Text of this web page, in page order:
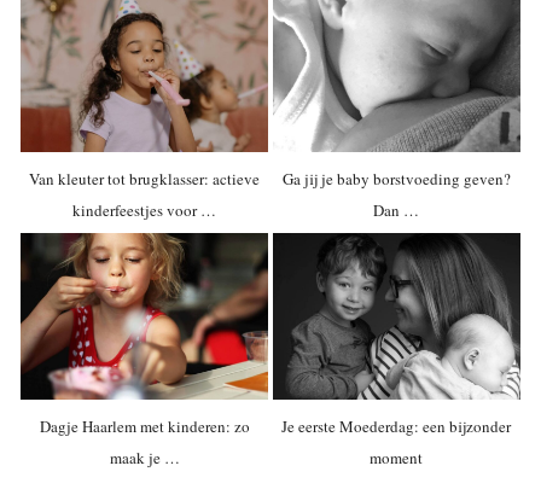
Van kleuter tot brugklasser: actieve
kinderfeestjes voor …
Ga jij je baby borstvoeding geven?
Dan …
Dagje Haarlem met kinderen: zo
maak je …
Je eerste Moederdag: een bijzonder
moment